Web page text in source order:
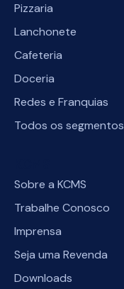
Pizzaria
Lanchonete
Cafeteria
Doceria
Redes e Franquias
Todos os segmentos
Sobre a KCMS
Trabalhe Conosco
Imprensa
Seja uma Revenda
Downloads